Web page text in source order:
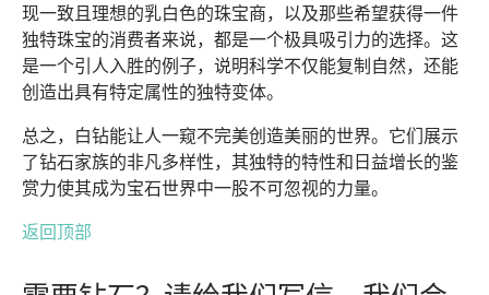
现一致且理想的乳白色的珠宝商，以及那些希望获得一件
独特珠宝的消费者来说，都是一个极具吸引力的选择。这
是一个引人入胜的例子，说明科学不仅能复制自然，还能
创造出具有特定属性的独特变体。
总之，白钻能让人一窥不完美创造美丽的世界。它们展示
了钻石家族的非凡多样性，其独特的特性和日益增长的鉴
赏力使其成为宝石世界中一股不可忽视的力量。
返回顶部